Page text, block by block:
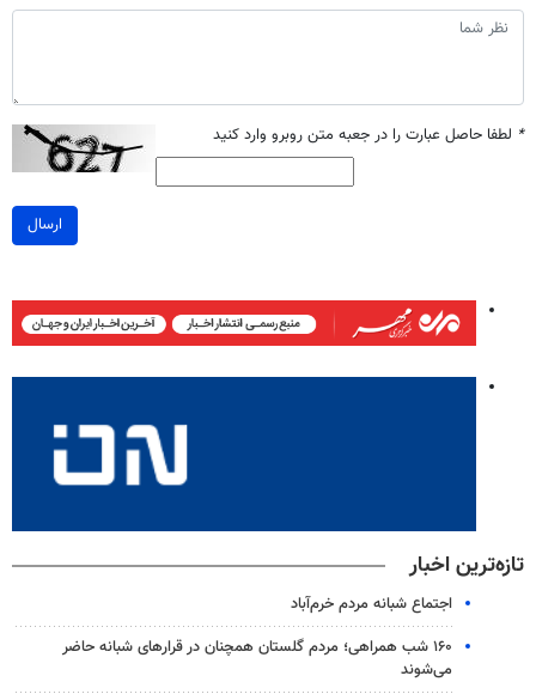
* لطفا حاصل عبارت را در جعبه متن روبرو وارد کنید
ارسال
تازه‌ترین اخبار
اجتماع شبانه مردم خرم‌آباد
۱۶۰ شب همراهی؛ مردم گلستان همچنان در قرارهای شبانه حاضر
می‌شوند